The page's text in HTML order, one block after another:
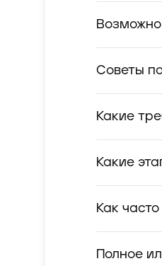
Советы
Какие
Какие
Как
Полное